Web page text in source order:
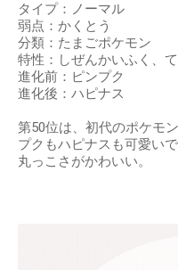
タイプ：ノーマル
弱点：かくとう
分類：たまごポケモン
特性：しぜんかいふく、
進化前：ピンプク
進化後：ハピナス
第50位は、初代のポケモ
プクもハピナスも可愛い
丸っこさがかわいい。